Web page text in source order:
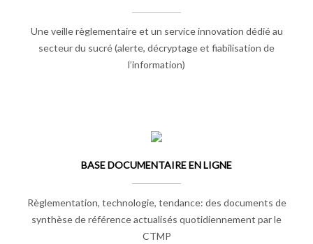
Une veille règlementaire et un service innovation dédié au
secteur du sucré (alerte, décryptage et fiabilisation de
l’information)
BASE DOCUMENTAIRE EN LIGNE
Règlementation, technologie, tendance: des documents de
synthèse de référence actualisés quotidiennement par le
CTMP